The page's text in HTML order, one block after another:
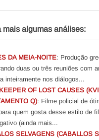
mais algumas análises:
DA MEIA-NOITE: Produção
duas ou três reuniões com
inteiramente nos diálogos...
OF LOST CAUSES
Q): Filme policial de
quem gosta desse estilo de
(ainda mais...
SELVAGENS (CABALLOS